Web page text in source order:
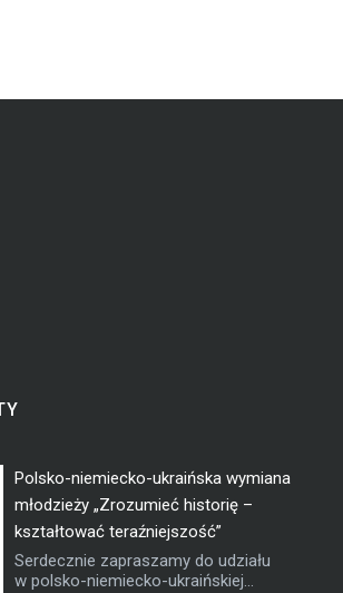
Polsko-niemiecko-ukraińska wymiana
młodzieży „Zrozumieć historię –
kształtować teraźniejszość”
Serdecznie zapraszamy do udziału
w polsko-niemiecko-ukraińskiej...